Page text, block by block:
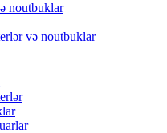
noutbuklar
və noutbuklar